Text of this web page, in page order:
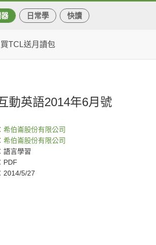
器 日常學 快讀
買TCL送月讀包
動英語2014年6月號
希伯崙股份有限公司
希伯崙股份有限公司
語言學習
PDF
2014/5/27